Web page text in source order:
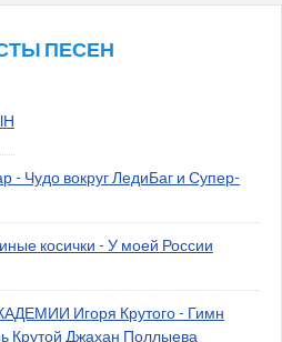
ПЕСЕН
- Чудо вокруг ЛедиБаг и Супер-
косички - У моей России
Игоря Крутого - Гимн
Крутой Джахан Поллыева